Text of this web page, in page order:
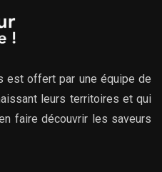
est offert par une équipe de
leurs territoires et qui
faire découvrir les saveurs